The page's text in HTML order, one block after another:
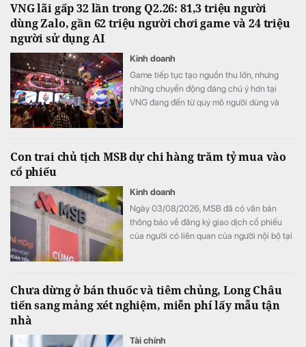
VNG lãi gấp 32 lần trong Q2.26: 81,3 triệu người
dùng Zalo, gần 62 triệu người chơi game và 24 triệu
người sử dụng AI
Kinh doanh
Game tiếp tục tạo nguồn thu lớn, nhưng
những chuyển động đáng chú ý hơn tại
VNG đang đến từ quy mô người dùng và
Con trai chủ tịch MSB dự chi hàng trăm tỷ mua vào
cổ phiếu
Kinh doanh
Ngày 03/08/2026, MSB đã có văn bản
thông báo về đăng ký giao dịch cổ phiếu
của người có liên quan của người nội bộ tại
cổ phiếu MSB có giá trị và khối lượng lớn
nhất từ trước đến nay.
Chưa dừng ở bán thuốc và tiêm chủng, Long Châu
tiến sang mảng xét nghiệm, miễn phí lấy mẫu tận
nhà
Tài chính